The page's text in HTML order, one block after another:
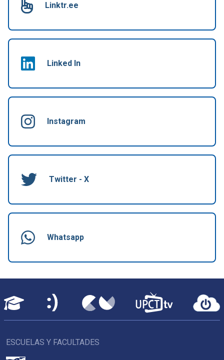
Linktr.ee
Linked In
Instagram
Twitter - X
Whatsapp
ESCUELAS Y FACULTADES